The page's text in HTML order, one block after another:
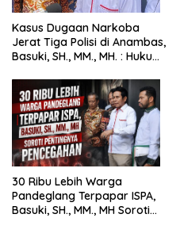
Kasus Dugaan Narkoba
Jerat Tiga Polisi di Anambas,
Basuki, SH., MM., MH. : Hukum
30 Ribu Lebih Warga
Pandeglang Terpapar ISPA,
Basuki, SH., MM., MH Soroti